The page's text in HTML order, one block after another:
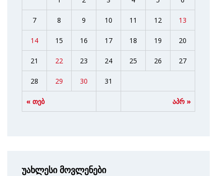
« თებ აპრ »
7 8 9 10 11 12 13
14 15 16 17 18 19 20
21 22 23 24 25 26 27
28 29 30 31
უახლესი მოვლენები